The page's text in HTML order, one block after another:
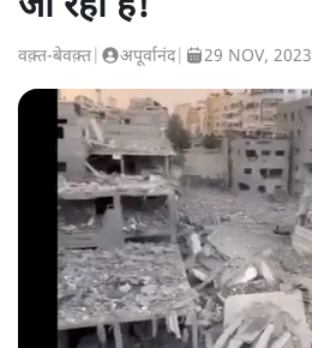
वक़्त-बेवक़्त अपूर्वानंद| 29 NOV, 2023